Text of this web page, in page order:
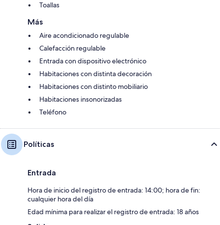
Toallas
Más
Aire acondicionado regulable
Calefacción regulable
Entrada con dispositivo electrónico
Habitaciones con distinta decoración
Habitaciones con distinto mobiliario
Habitaciones insonorizadas
Teléfono
Políticas
Entrada
Hora de inicio del registro de entrada: 14:00; hora de fin:
cualquier hora del día
Edad mínima para realizar el registro de entrada: 18 años